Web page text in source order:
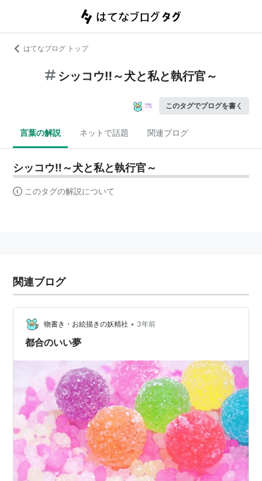
はてなブログ トップ
シッコウ‼～犬と私と執行官～
このタグでブログを書く
言葉の解説 ネットで話題 関連ブログ
シッコウ‼～犬と私と執行官～
このタグの解説について
関連ブログ
物書き・お絵描きの妖精社 • 3年前
都合のいい夢